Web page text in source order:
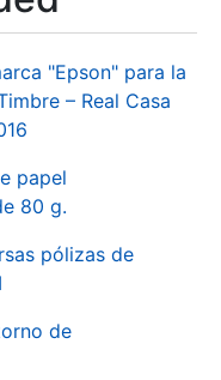
"Epson" para la
– Real Casa
papel
80 g.
pólizas de
de